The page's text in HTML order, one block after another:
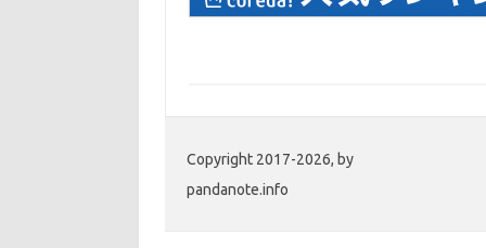
Copyright 2017-2026, by
pandanote.info